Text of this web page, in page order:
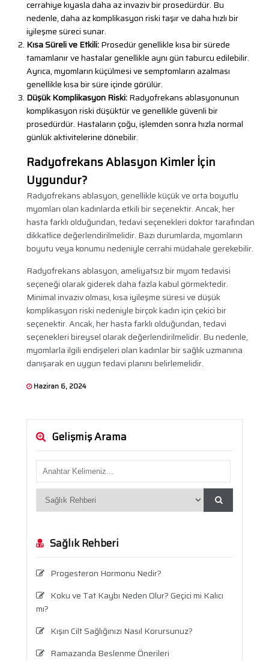
cerrahiye kıyasla daha az invaziv bir prosedürdür. Bu
nedenle, daha az komplikasyon riski taşır ve daha hızlı bir
iyileşme süreci sunar.
Kısa Süreli ve Etkili:Prosedür genellikle kısa bir sürede
tamamlanır ve hastalar genellikle aynı gün taburcu edilebilir.
Ayrıca, myomların küçülmesi ve semptomların azalması
genellikle kısa bir süre içinde görülür.
Düşük Komplikasyon Riski:Radyofrekans ablasyonunun
komplikasyon riski düşüktür ve genellikle güvenli bir
prosedürdür. Hastaların çoğu, işlemden sonra hızla normal
günlük aktivitelerine dönebilir.
Radyofrekans Ablasyon Kimler İçin
Uygundur?
Radyofrekans ablasyon, genellikle küçük ve orta boyutlu
myomları olan kadınlarda etkili bir seçenektir. Ancak, her
hasta farklı olduğundan, tedavi seçenekleri doktor tarafından
dikkatlice değerlendirilmelidir. Bazı durumlarda, myomların
boyutu veya konumu nedeniyle cerrahi müdahale gerekebilir.
Radyofrekans ablasyon, ameliyatsız bir myom tedavisi
seçeneği olarak giderek daha fazla kabul görmektedir.
Minimal invaziv olması, kısa iyileşme süresi ve düşük
komplikasyon riski nedeniyle birçok kadın için çekici bir
seçenektir. Ancak, her hasta farklı olduğundan, tedavi
seçenekleri bireysel olarak değerlendirilmelidir. Bu nedenle,
myomlarla ilgili endişeleri olan kadınlar bir sağlık uzmanına
danışarak en uygun tedavi planını belirlemelidir.
Haziran 6, 2024
Gelişmiş Arama
Sağlık Rehberi
Progesteron Hormonu Nedir?
Koku ve Tat Kaybı Neden Olur? Geçici mi Kalıcı
mı?
Kışın Cilt Sağlığınızı Nasıl Korursunuz?
Ramazanda Beslenme Önerileri